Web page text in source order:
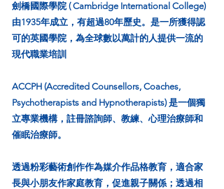
劍橋國際學院 ( Cambridge International College)
由1935年成立，有超過80年歷史。是一所獲得認
可的英國學院，為全球數以萬計的人提供一流的
現代職業培訓
ACCPH (Accredited Counsellors, Coaches,
Psychotherapists and Hypnotherapists) 是一個獨
立專業機構，註冊諮詢師、教練、心理治療師和
催眠治療師​。
透過粉彩藝術創作作為媒介作品格教育，適合家
長與小朋友作家庭教育，促進親子關係；透過相